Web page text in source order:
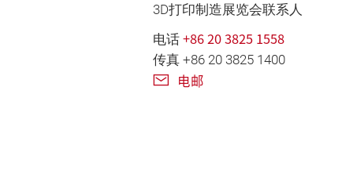
3D打印制造展览会联系人
电话 +86 20 3825 1558
传真 +86 20 3825 1400
电邮